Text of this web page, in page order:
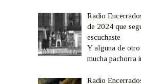
Radio
de 2024 que
escuchaste
Y alguna de
mucha pachorra
Radio